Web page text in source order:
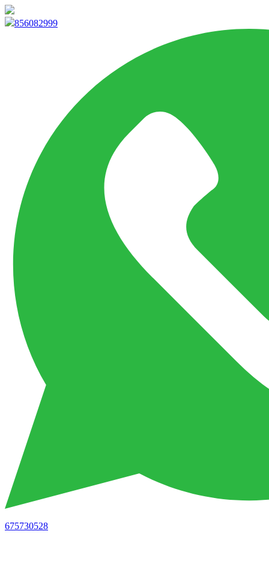
856082999
675730528